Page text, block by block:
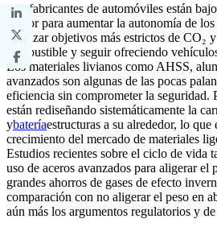
Los fabricantes de automóviles están
mayor para aumentar la autonomía de
alcanzar objetivos más estrictos de CO₂
combustible y seguir ofreciendo
Los materiales livianos como AHSS,
avanzados son algunas de las pocas
eficiencia sin comprometer la seguridad.
están rediseñando sistemáticamente la
ybateríaestructuras a su alrededor, lo que
crecimiento del mercado de materiales
Estudios recientes sobre el ciclo de vida
uso de aceros avanzados para aligerar el
grandes ahorros de gases de efecto
comparación con no aligerar el peso en
aún más los argumentos regulatorios y